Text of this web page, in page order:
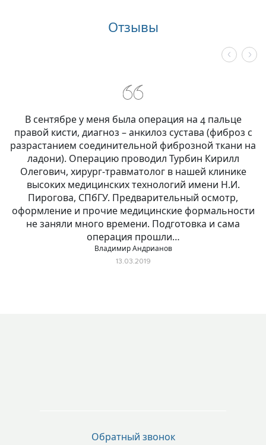
Отзывы
В сентябре у меня была операция на 4 пальце
правой кисти, диагноз – анкилоз сустава (фиброз с
разрастанием соединительной фиброзной ткани на
ладони). Операцию проводил Турбин Кирилл
Олегович, хирург-травматолог в нашей клинике
высоких медицинских технологий имени Н.И.
Пирогова, СПбГУ. Предварительный осмотр,
оформление и прочие медицинские формальности
не заняли много времени. Подготовка и сама
операция прошли…
Владимир Андрианов
13.03.2019
Обратный звонок